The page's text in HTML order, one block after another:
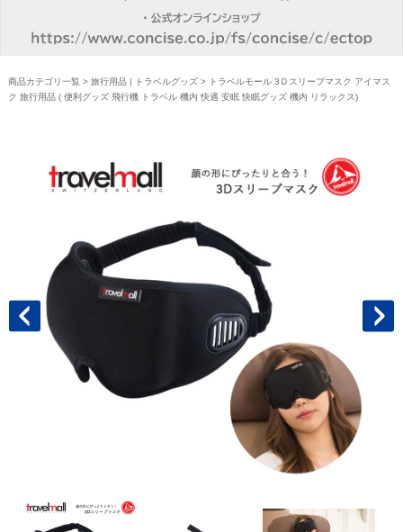
商品カテゴリ一覧 > 旅行用品 | トラベルグッズ> トラベルモール 3Ｄスリープマスク アイマス
ク 旅行用品 ( 便利グッズ 飛行機 トラベル 機内 快適 安眠 快眠グッズ 機内 リラックス)